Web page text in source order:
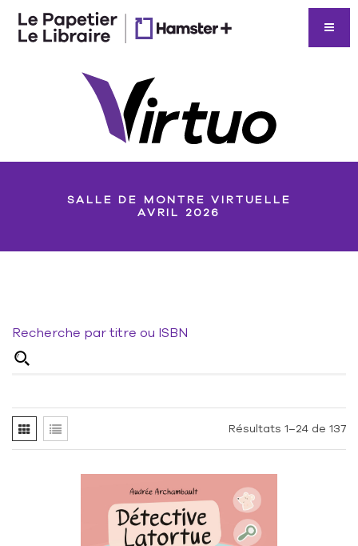
SALLE DE MONTRE VIRTUELLE
AVRIL 2026
Recherche par titre ou ISBN
Résultats 1–24 de 137